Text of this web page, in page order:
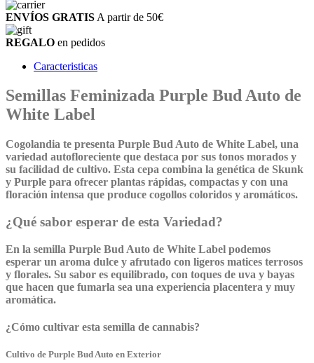
ENVÍOS GRATIS A partir de 50€
REGALO en pedidos
Caracteristicas
Semillas Feminizada Purple Bud Auto de
White Label
Cogolandia te presenta Purple Bud Auto de White Label, una
variedad autofloreciente que destaca por sus tonos morados y
su facilidad de cultivo. Esta cepa combina la genética de Skunk
y Purple para ofrecer plantas rápidas, compactas y con una
floración intensa que produce cogollos coloridos y aromáticos.
¿Qué sabor esperar de esta Variedad?
En la semilla Purple Bud Auto de White Label podemos
esperar un aroma dulce y afrutado con ligeros matices terrosos
y florales. Su sabor es equilibrado, con toques de uva y bayas
que hacen que fumarla sea una experiencia placentera y muy
aromática.
¿Cómo cultivar esta semilla de cannabis?
Cultivo de Purple Bud Auto en Exterior